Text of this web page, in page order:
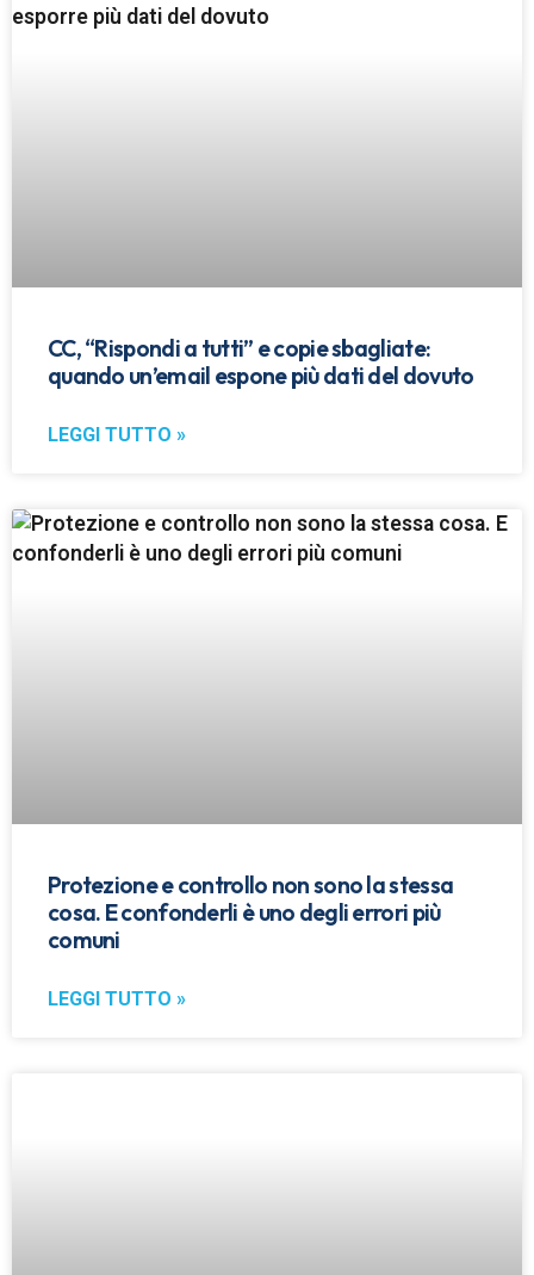
CC, “Rispondi a tutti” e copie sbagliate:
quando un’email espone più dati del dovuto
LEGGI TUTTO »
Protezione e controllo non sono la stessa
cosa. E confonderli è uno degli errori più
comuni
LEGGI TUTTO »